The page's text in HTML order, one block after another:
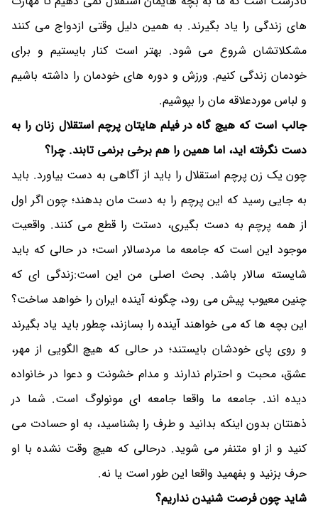
های زندگی را یاد بگیرند. به همین دلیل وقتی ازدواج می کنند
مشکلاتشان شروع می شود. بهتر است کنار بایستیم و برای
خودمان زندگی کنیم. ورزش و دوره های خودمان را داشته باشیم
و لباس موردعلاقه مان را بپوشیم.
جالب است که هیچ گاه در فیلم هایتان پرچم استقلال زنان را به
دست نگرفته اید، اما همین را هم برخی برنمی تابند. چرا؟
چون یک زن پرچم استقلال را باید از آگاهی به دست بیاورد. باید
به جایی رسید که این پرچم را به دست مان بدهند؛ چون اگر اول
از همه پرچم به دست بگیری، دستت را قطع می کنند. واقعیت
موجود این است که جامعه ما مردسالار است؛ در حالی که باید
شایسته سالار باشد. بحث اصلی من این است:زندگی ای که
چنین معیوب پیش می رود، چگونه آینده ایران را خواهد ساخت؟
این بچه ها که می خواهند آینده را بسازند، چطور باید یاد بگیرند
و روی پای خودشان بایستند؛ در حالی که هیچ الگویی از مهر،
عشق، محبت و احترام ندارند و مدام خشونت و دعوا در خانواده
دیده اند. جامعه ما واقعا جامعه ای مونولوگ است. شما در
ذهنتان بدون اینکه بدانید و طرف را بشناسید، به او حسادت می
کنید و از او متنفر می شوید. درحالی که هیچ وقت نشده با او
حرف بزنید و بفهمید واقعا این طور است یا نه.
شاید چون فرصت شنیدن نداریم؟